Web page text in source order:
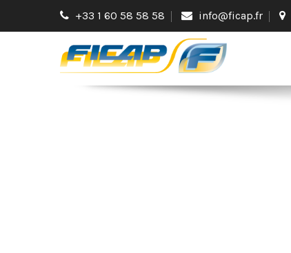
+33 1 60 58 58 58 info@ficap.fr